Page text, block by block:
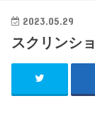
2023.05.29
スクリンシ